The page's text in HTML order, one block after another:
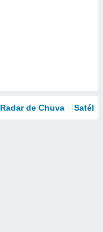
Radar de Chuva